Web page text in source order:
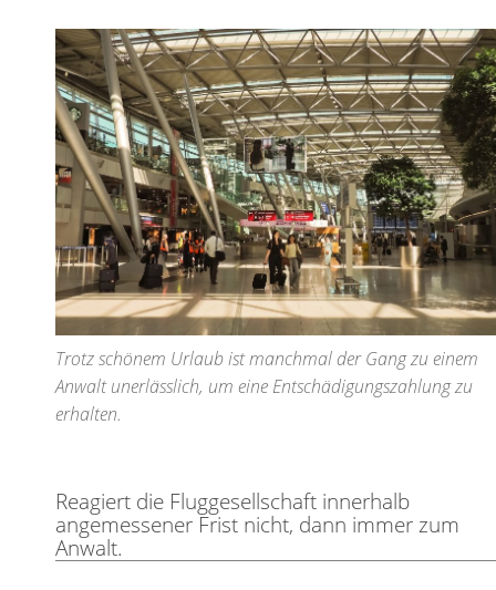
Trotz schönem Urlaub ist manchmal der Gang zu einem
Anwalt unerlässlich, um eine Entschädigungszahlung zu
erhalten.
Reagiert die Fluggesellschaft innerhalb
angemessener Frist nicht, dann immer zum
Anwalt.